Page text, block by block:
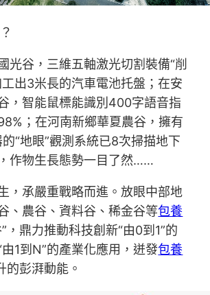
光谷，三維五軸激光切割裝備“削
出3米長的汽車電池托盤；在安
，智能鼠標能識別400字語音指
；在河南新鄉華夏農谷，擁有
“地眼”觀測系統已8次掃描地下
作物生長態勢一目了然……
，承嚴重戰略而進。放眼中部地
、農谷、資料谷、稀金谷等包養
，鼎力推動科技創新“由0到1”的
1到N”的產業化應用，迸發包養
的彭湃動能。